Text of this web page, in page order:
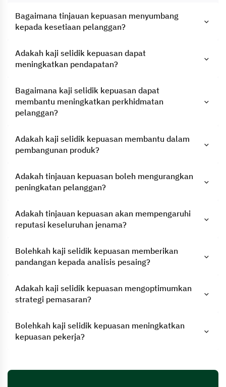
Bagaimana tinjauan kepuasan menyumbang
kepada kesetiaan pelanggan?
Adakah kaji selidik kepuasan dapat
meningkatkan pendapatan?
Bagaimana kaji selidik kepuasan dapat
membantu meningkatkan perkhidmatan
pelanggan?
Adakah kaji selidik kepuasan membantu dalam
pembangunan produk?
Adakah tinjauan kepuasan boleh mengurangkan
peningkatan pelanggan?
Adakah tinjauan kepuasan akan mempengaruhi
reputasi keseluruhan jenama?
Bolehkah kaji selidik kepuasan memberikan
pandangan kepada analisis pesaing?
Adakah kaji selidik kepuasan mengoptimumkan
strategi pemasaran?
Bolehkah kaji selidik kepuasan meningkatkan
kepuasan pekerja?